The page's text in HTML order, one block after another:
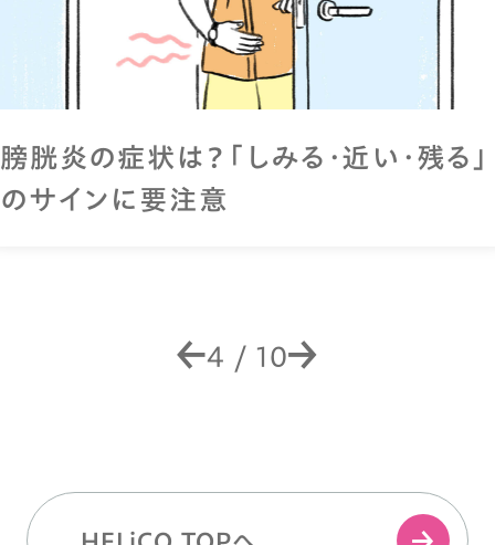
膀胱炎の症状は？「しみる・近い・残る」
のサインに要注意
4 / 10